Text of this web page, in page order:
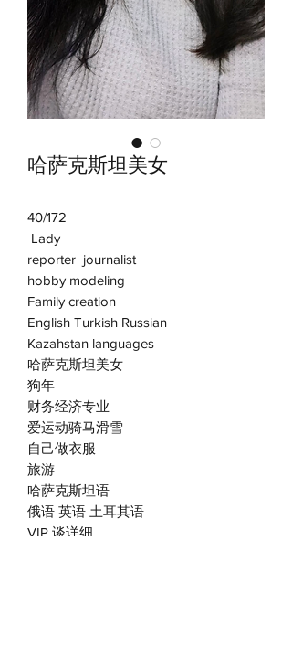
哈萨克斯坦美女
40/172
Lady
reporter journalist
hobby modeling
Family creation
English Turkish Russian
Kazahstan languages
哈萨克斯坦美女
狗年
财务经济专业
爱运动骑马滑雪
自己做衣服
旅游
哈萨克斯坦语
俄语 英语 土耳其语
VIP 谈详细